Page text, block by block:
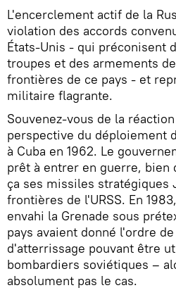
L'encerclement actif de la
violation des accords
États-Unis - qui préconisent
troupes et des armements
frontières de ce pays - et
militaire flagrante.
Souvenez-vous de la
perspective du déploiement
à Cuba en 1962. Le
prêt à entrer en guerre, bien
ça ses missiles stratégiques
frontières de l'URSS. En
envahi la Grenade sous
pays avaient donné l'ordre
d'atterrissage pouvant être
bombardiers soviétiques –
absolument pas le cas.